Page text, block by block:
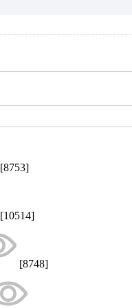
[8753]
[10514]
[8748]